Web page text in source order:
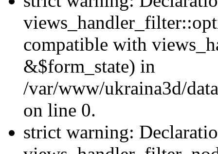
compatible with
&$form_state) in
/var/www/ukraina3d/
on line 0.
strict warning: